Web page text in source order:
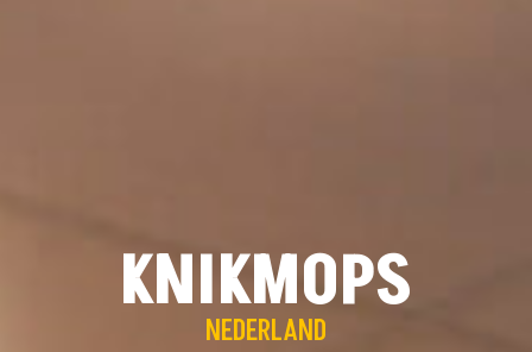
KNIKMOPS
NEDERLAND